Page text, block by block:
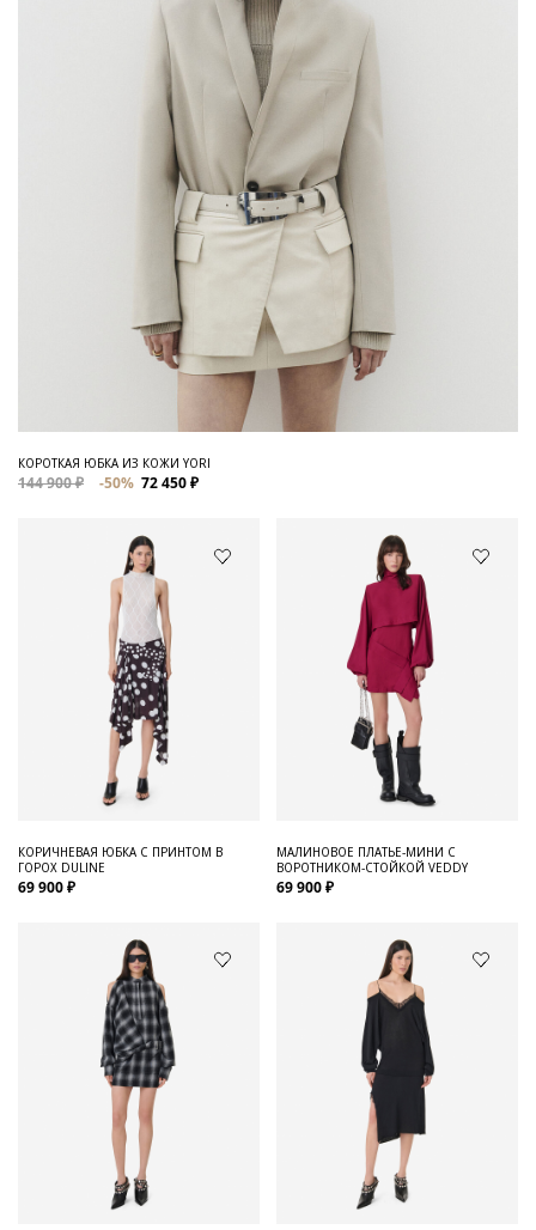
КОРОТКАЯ ЮБКА ИЗ КОЖИ YORI
144 900 ₽ -50% 72 450 ₽
КОРИЧНЕВАЯ ЮБКА С ПРИНТОМ В
ГОРОХ DULINE
69 900 ₽
МАЛИНОВОЕ ПЛАТЬЕ-МИНИ С
ВОРОТНИКОМ-СТОЙКОЙ VEDDY
69 900 ₽